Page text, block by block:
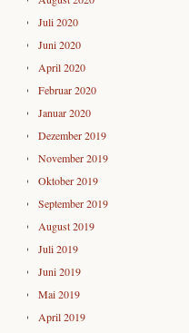
Juli 2020
Juni 2020
April 2020
Februar 2020
Januar 2020
Dezember 2019
November 2019
Oktober 2019
September 2019
August 2019
Juli 2019
Juni 2019
Mai 2019
April 2019